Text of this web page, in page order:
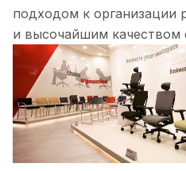
подходом к организации
и высочайшим качеством